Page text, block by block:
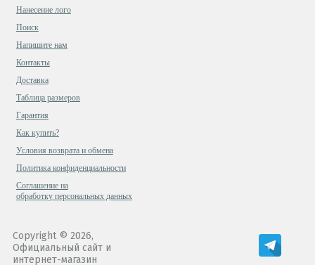
Нанесение лого
Поиск
Напишите нам
Контакты
Доставка
Таблица размеров
Гарантия
Как купить?
Условия возврата и обмена
Политика конфиденциальности
Cоглашение на
обработку персональных данных
Copyright © 2026,
Официальный сайт и
интернет-магазин